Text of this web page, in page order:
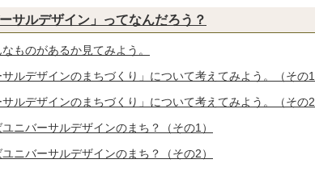
ーサルデザイン」ってなんだろう？
ものがあるか見てみよう。
サルデザインのまちづくり」について考えてみよう。（その
サルデザインのまちづくり」について考えてみよう。（その
ニバーサルデザインのまち？（その1）
ニバーサルデザインのまち？（その2）